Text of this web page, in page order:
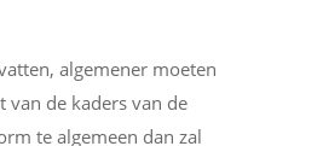
algemener moeten
de kaders van de
te algemeen dan zal